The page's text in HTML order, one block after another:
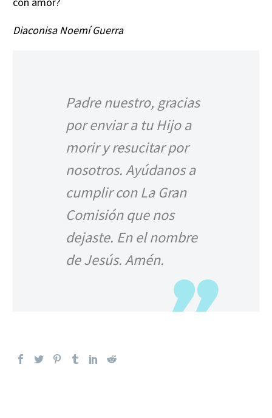
Diaconisa Noemí Guerra
Padre nuestro, gracias
por enviar a tu Hijo a
morir y resucitar por
nosotros. Ayúdanos a
cumplir con La Gran
Comisión que nos
dejaste. En el nombre
de Jesús. Amén.